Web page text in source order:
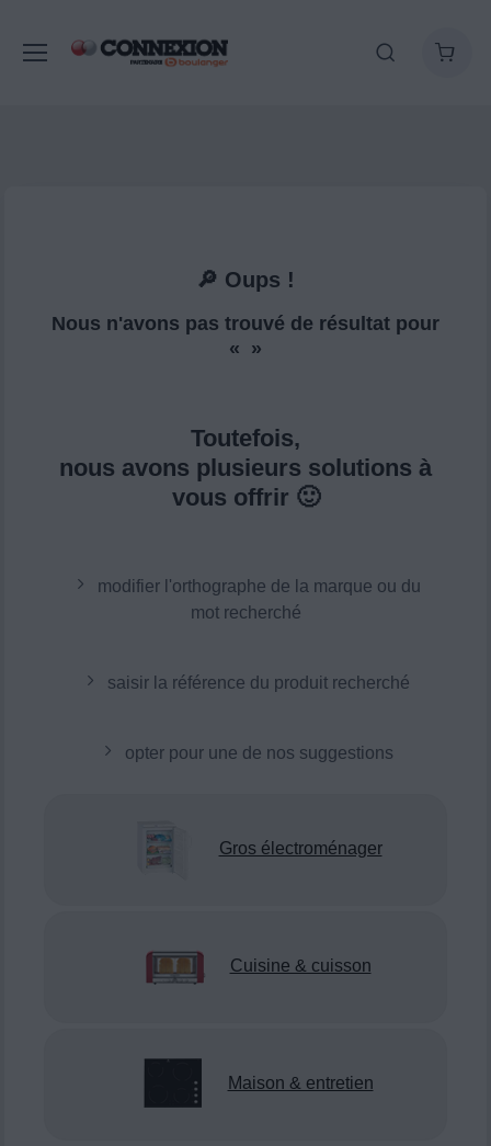
🔎 Oups !
Nous n'avons pas trouvé de résultat pour
« »
Toutefois,
nous avons plusieurs solutions à
vous offrir 🙂
modifier l'orthographe de la marque ou du
mot recherché
saisir la référence du produit recherché
opter pour une de nos suggestions
Gros électroménager
Cuisine & cuisson
Maison & entretien